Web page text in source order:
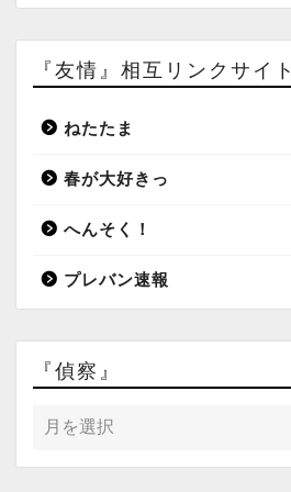
『友情』相互リンクサイト
ねたたま
春が大好きっ
へんそく！
プレバン速報
『偵察』